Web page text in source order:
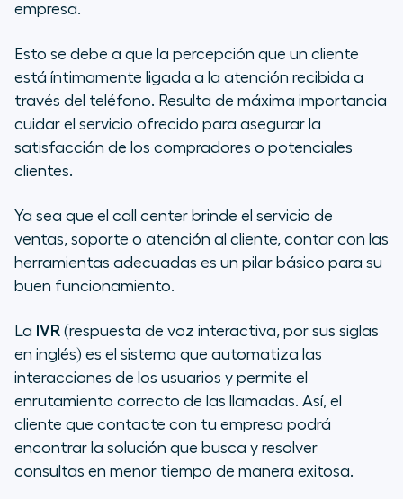
empresa.
Esto se debe a que la percepción que un cliente
está íntimamente ligada a la atención recibida a
través del teléfono. Resulta de máxima importancia
cuidar el servicio ofrecido para asegurar la
satisfacción de los compradores o potenciales
clientes.
Ya sea que el call center brinde el servicio de
ventas, soporte o atención al cliente, contar con las
herramientas adecuadas es un pilar básico para su
buen funcionamiento.
La IVR (respuesta de voz interactiva, por sus siglas
en inglés) es el sistema que automatiza las
interacciones de los usuarios y permite el
enrutamiento correcto de las llamadas. Así, el
cliente que contacte con tu empresa podrá
encontrar la solución que busca y resolver
consultas en menor tiempo de manera exitosa.